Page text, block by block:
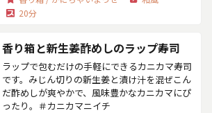
20分
香り箱と新生姜酢めしのラップ寿司
ラップで包むだけの手軽にできるカニカマ寿司
です。みじん切りの新生姜と漬け汁を混ぜこん
だ酢めしが爽やかで、風味豊かなカニカマにぴ
ったり。＃カニカマニイチ